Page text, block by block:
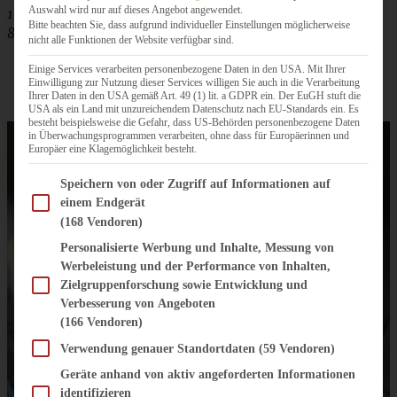
1 großer Apfel (oder zwei kleine)
80 g gehackte Walnüsse
Auswahl wird nur auf dieses Angebot angewendet.
Bitte beachten Sie, dass aufgrund individueller Einstellungen möglicherweise
nicht alle Funktionen der Website verfügbar sind.
Einige Services verarbeiten personenbezogene Daten in den USA. Mit Ihrer
Einwilligung zur Nutzung dieser Services willigen Sie auch in die Verarbeitung
Ihrer Daten in den USA gemäß Art. 49 (1) lit. a GDPR ein. Der EuGH stuft die
USA als ein Land mit unzureichendem Datenschutz nach EU-Standards ein. Es
besteht beispielsweise die Gefahr, dass US-Behörden personenbezogene Daten
in Überwachungsprogrammen verarbeiten, ohne dass für Europäerinnen und
Europäer eine Klagemöglichkeit besteht.
Im Folgenden finden Sie eine Liste der Zwecke des IAB Transparency and Consent
Speichern von oder Zugriff auf Informationen auf
einem Endgerät
(168 Vendoren)
Personalisierte Werbung und Inhalte, Messung von
Werbeleistung und der Performance von Inhalten,
Zielgruppenforschung sowie Entwicklung und
Verbesserung von Angeboten
(166 Vendoren)
Verwendung genauer Standortdaten (59 Vendoren)
Geräte anhand von aktiv angeforderten Informationen
identifizieren